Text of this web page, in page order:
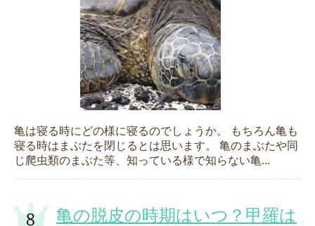
亀は寝る時にどの様に寝るのでしょうか。 もちろん亀も
寝る時はまぶたを閉じるとは思います。 亀のまぶたや同
じ爬虫類のまぶた等、知っている様で知らない亀...
亀の脱皮の時期はいつ？甲羅は